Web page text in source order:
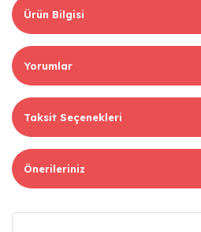
Ürün Bilgisi
Yorumlar
Taksit Seçenekleri
Önerileriniz